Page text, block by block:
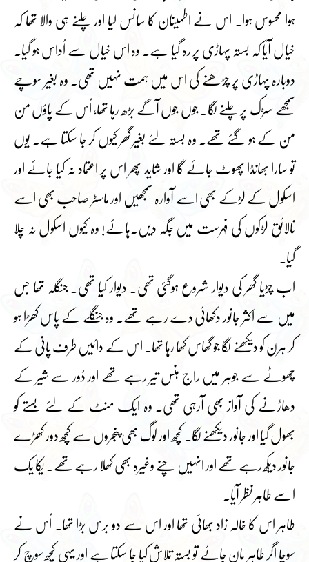
ہوا محسوس ہوا۔ اس نے اطمینان کا سانس لیا اور چلنے ہی والا تھا کہ
خیال آیا کہ بستہ پہاڑی پر رہ گیا ہے۔ وہ اس خیال سے اُداس ہو گیا۔
دوبارہ پہاڑی پر چڑھنے کی اس میں ہمت نہیں تھی۔ وہ بغیر سوچے
سمجھے سڑک پر چلنے لگا۔ جوں جوں آگے بڑھ رہا تھا، اُس کے پاؤں من
من کے ہو گئے تھے۔ وہ بستہ لئے بغیر گھر کیوں کر جا سکتا ہے۔ یوں
تو سارا بھانڈا پھوٹ جائے گا اور شاید پھر اس پر اعتماد نہ کیا جائے اور
اسکول کے لڑکے بھی اسے آوارہ سمجھیں اور ماسٹر صاحب بھی اسے
نالائق لڑکوں کی فہرست میں جگہ دیں۔ہائے! وہ کیوں اسکول نہ چلا
گیا۔
اب چڑیا گھر کی دیوار شروع ہوگئی تھی۔ دیوار کیا تھی۔ جنگلہ تھا جس
میں سے اکثر جانور دکھائی دے رہے تھے۔ وہ جنگلے کے پاس کھڑا ہو
کر ہرن کو دیکھنے لگا جو گھاس کھا رہا تھا۔ اس کے دائیں طرف پانی کے
چھوٹے سے جوہر میں راج ہنس تیر رہے تھے اور دُور سے شیر کے
دھاڑنے کی آواز بھی آرہی تھی۔ وہ ایک منٹ کے لئے بستے کو
بھول گیا اور جانور دیکھنے لگا۔ کچھ اور لوگ بھی پنجروں سے کچھ دور کھڑے
جانور دیکھ رہے تھے اور انہیں چنے وغیرہ بھی کھلا رہے تھے۔ یکا یک
اسے طاہر نظر آیا۔
طاہر اس کا خالہ زاد بھائی تھا اور اس سے دو برس بڑا تھا۔ اُس نے
سوچا اگر طاہر مان جائے تو بستہ تلاش کیا جا سکتا ہے اور یہی کچھ سوچ کر